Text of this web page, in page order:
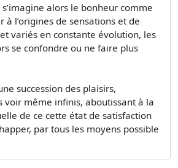
alors le bonheur comme
à l’origines de sensations et de
variés en constante évolution, les
se confondre ou ne faire plus
succession des plaisirs,
voir même infinis, aboutissant à la
de ce cette état de satisfaction
par tous les moyens possible